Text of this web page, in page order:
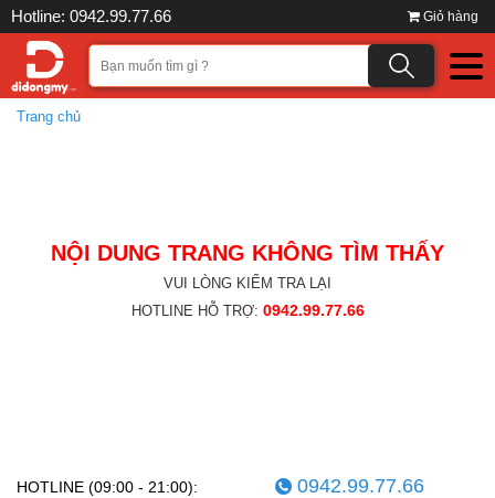
Hotline: 0942.99.77.66 Giỏ hàng
Trang chủ
NỘI DUNG TRANG KHÔNG TÌM THẤY
VUI LÒNG KIỂM TRA LẠI
HOTLINE HỖ TRỢ: 0942.99.77.66
HOTLINE (09:00 - 21:00): 0942.99.77.66